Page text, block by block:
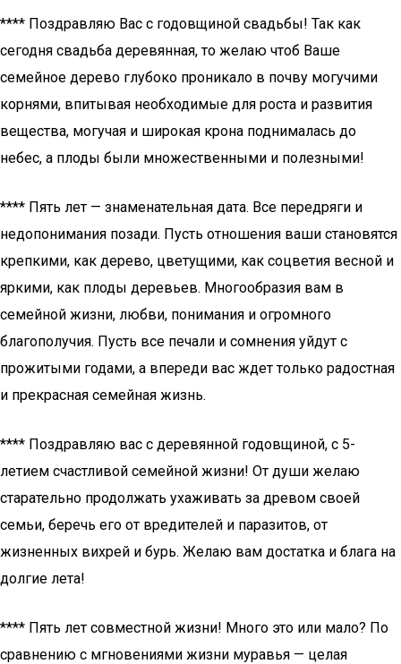
**** Поздравляю Вас с годовщиной свадьбы! Так как
сегодня свадьба деревянная, то желаю чтоб Ваше
семейное дерево глубоко проникало в почву могучими
корнями, впитывая необходимые для роста и развития
вещества, могучая и широкая крона поднималась до
небес, а плоды были множественными и полезными!
**** Пять лет — знаменательная дата. Все передряги и
недопонимания позади. Пусть отношения ваши становятся
крепкими, как дерево, цветущими, как соцветия весной и
яркими, как плоды деревьев. Многообразия вам в
семейной жизни, любви, понимания и огромного
благополучия. Пусть все печали и сомнения уйдут с
прожитыми годами, а впереди вас ждет только радостная
и прекрасная семейная жизнь.
**** Поздравляю вас с деревянной годовщиной, с 5-
летием счастливой семейной жизни! От души желаю
старательно продолжать ухаживать за древом своей
семьи, беречь его от вредителей и паразитов, от
жизненных вихрей и бурь. Желаю вам достатка и блага на
долгие лета!
**** Пять лет совместной жизни! Много это или мало? По
сравнению с мгновениями жизни муравья — целая